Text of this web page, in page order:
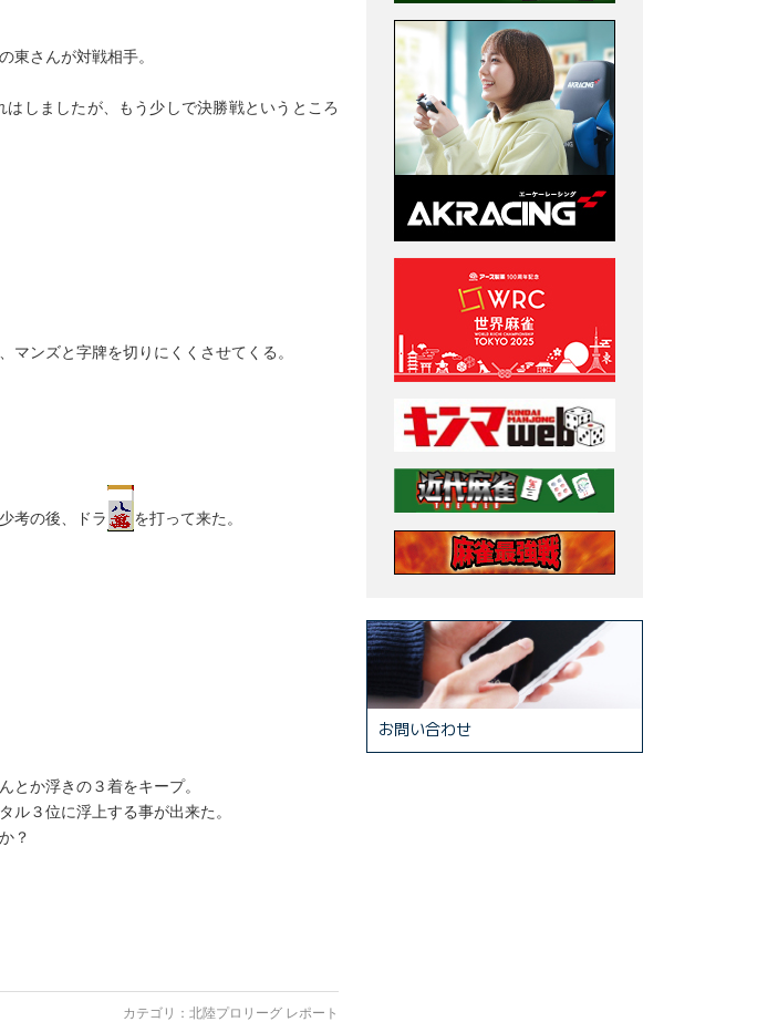
東さんが対戦相手。
しましたが、もう少しで決勝戦というところ
ンズと字牌を切りにくくさせてくる。
考の後、ドラ を打って来た。
とか浮きの３着をキープ。
３位に浮上する事が出来た。
？
カテゴリ： 北陸プロリーグ レポート
お問い合わせ